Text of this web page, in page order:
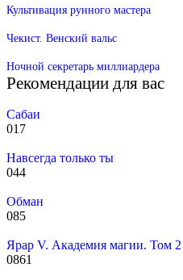
Культивация рунного мастера
Чекист. Венский вальс
Ночной секретарь миллиардера
Рекомендации для вас
Сабаи
017
Навсегда только ты
044
Обман
085
Ярар V. Академия магии. Том 2
0861